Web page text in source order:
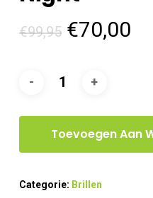
€99,95
€99,95.
€70,00
Toevoegen Aan
Categorie: Brillen